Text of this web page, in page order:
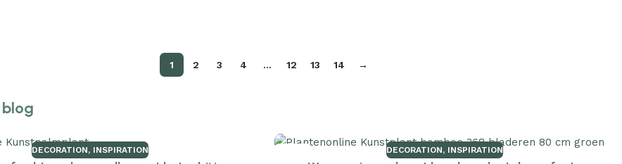
1 2 3 4 … 12 13 14 →
blog
DECORATION, INSPIRATION DECORATION, INSPIRATION